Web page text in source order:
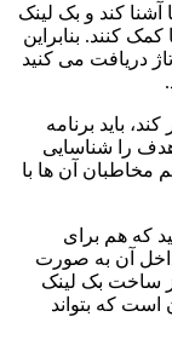
آشنا کند و بک لینک
کنند. بنابراین
دریافت می کنید
باید برنامه
هدف را شناسایی
مخاطبان آن ها با
که هم برای
آن به صورت
ساخت بک لینک
که بتواند